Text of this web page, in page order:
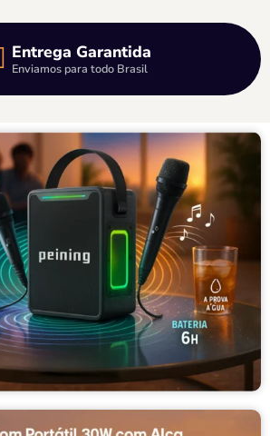
Entrega Garantida
Enviamos para todo Brasil